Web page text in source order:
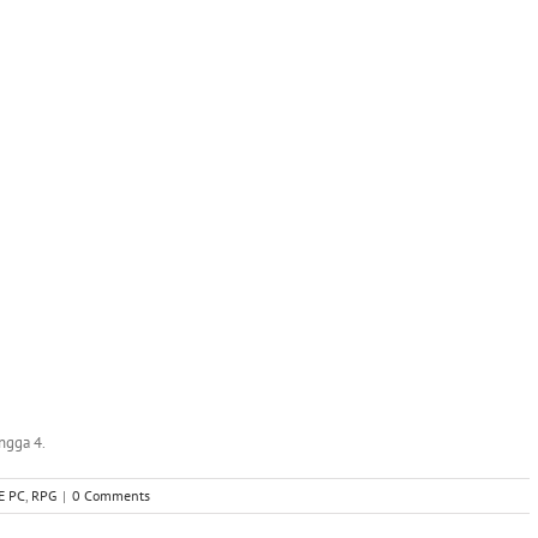
4.
PC, RPG | 0 Comments